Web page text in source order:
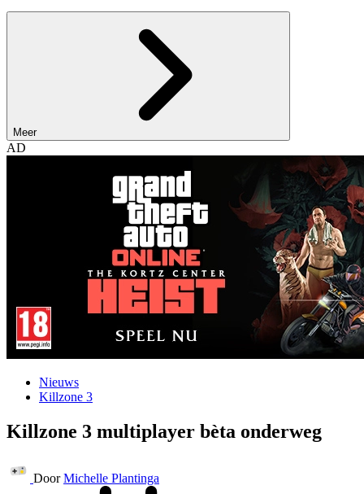
Meer
AD
Nieuws
Killzone 3
Killzone 3 multiplayer bèta onderweg
Door Michelle Plantinga